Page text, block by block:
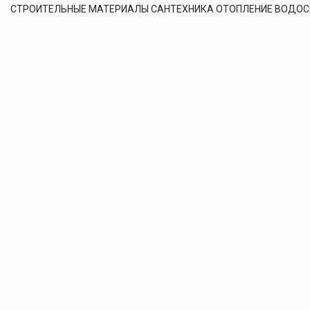
СТРОИТЕЛЬНЫЕ МАТЕРИАЛЫ САНТЕХНИКА ОТОПЛЕНИЕ